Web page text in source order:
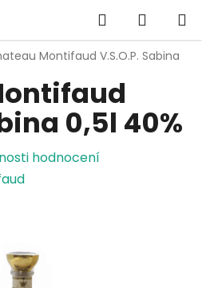
Hledat
KOŠÍK
Montifaud V.S.O.P. Sabina
0,5l 40%
hodnocení